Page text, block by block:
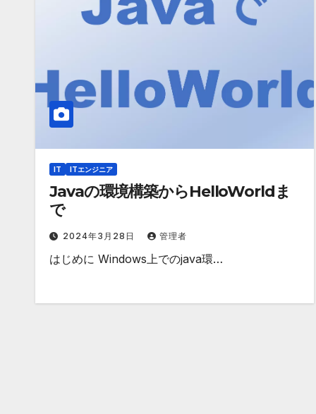
IT ITエンジニア
Javaの環境構築からHelloWorldま
で
2024年3月28日 管理者
はじめに Windows上でのjava環…